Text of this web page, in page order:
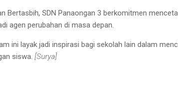
Bertasbih, SDN Panaongan 3 berkomitmen
agen perubahan di masa depan.
ini layak jadi inspirasi bagi sekolah lain dalam
siswa. [Surya]